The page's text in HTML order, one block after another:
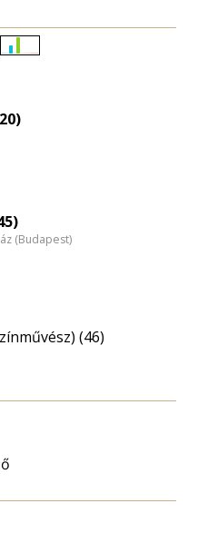
(Budapest)
(46)